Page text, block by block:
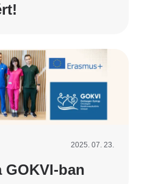
2025. 07. 23.
GOKVI-ban